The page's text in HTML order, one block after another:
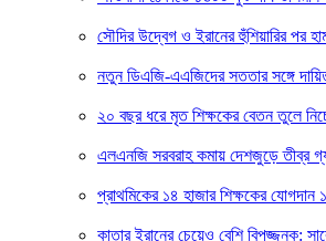
সৌদির উদ্বেগ ও ইরানের হুঁশিয়ারির পর
নতুন ডিএজি-এএজিদের সততার সঙ্গে
২০ বছর ধরে মৃত শিক্ষকের বেতন তুলে
এলএনজি সরবরাহ কমায় দেশজুড়ে তীব্র
প্রাথমিকের ১৪ হাজার শিক্ষকের যোগদান
কাতার ইরানের চেয়েও বেশি বিপজ্জনক: